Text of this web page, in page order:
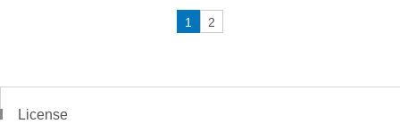
1 2
License